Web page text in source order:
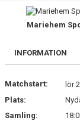
TRUPPEN
BILDGALLERI
KONTAKT
Mariehem
INFORMATION
Matchstart:
lör
Plats:
Samling: